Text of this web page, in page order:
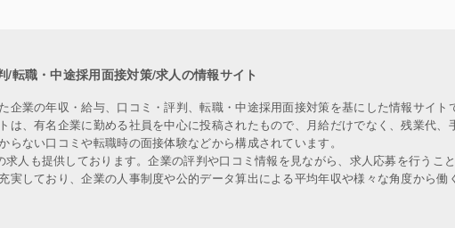
転職・中途採用面接対策/求人の情報サイト
企業の年収・給与、口コミ・評判、転職・中途採用面接対策を基にした情報サイ
は、有名企業に勤める社員を中心に投稿されたもので、月給だけでなく、残業代
ない口コミや転職時の面接体験などから構成されています。
人も提供しております。企業の評判や口コミ情報を見ながら、求人応募を行うこと
実しており、企業の人事制度や公的データ算出による平均年収や様々な角度から